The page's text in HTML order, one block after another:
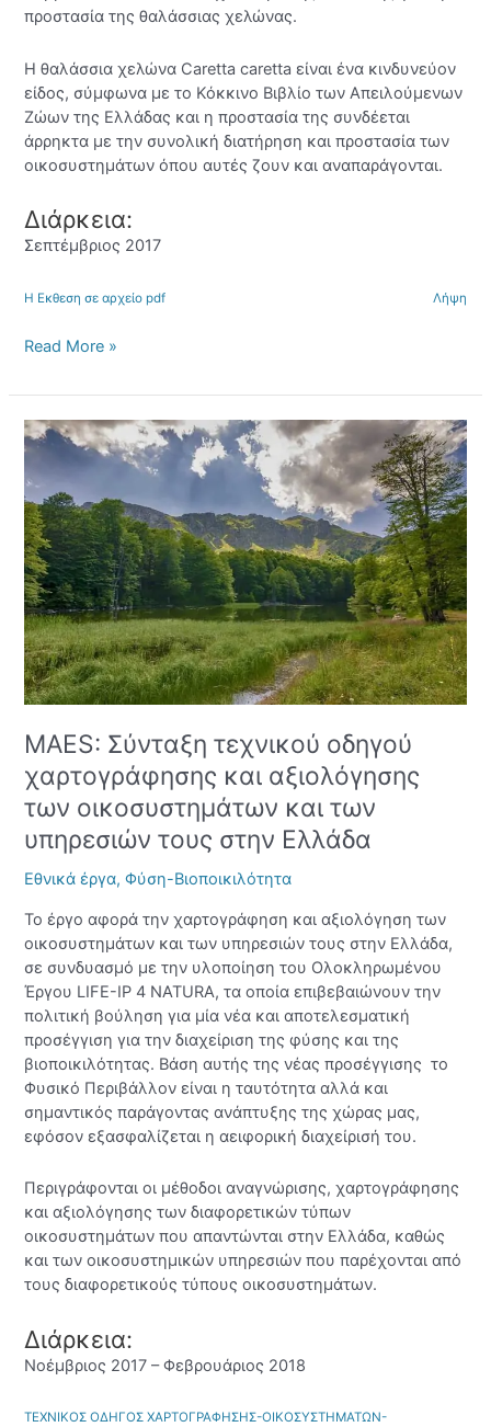
προστασία της θαλάσσιας χελώνας.
Η θαλάσσια χελώνα Caretta caretta είναι ένα κινδυνεύον
είδος, σύμφωνα με το Κόκκινο Βιβλίο των Απειλούμενων
Ζώων της Ελλάδας και η προστασία της συνδέεται
άρρηκτα με την συνολική διατήρηση και προστασία των
οικοσυστημάτων όπου αυτές ζουν και αναπαράγονται.
Διάρκεια:
Σεπτέμβριος 2017
H Εκθεση σε αρχείο pdf Λήψη
Read More »
MAES: Σύνταξη τεχνικού οδηγού
χαρτογράφησης και αξιολόγησης
των οικοσυστημάτων και των
υπηρεσιών τους στην Ελλάδα
Εθνικά έργα,Φύση-Βιοποικιλότητα
Το έργο αφορά την χαρτογράφηση και αξιολόγηση των
οικοσυστημάτων και των υπηρεσιών τους στην Ελλάδα,
σε συνδυασμό με την υλοποίηση του Ολοκληρωμένου
Έργου LIFE-IP 4 NATURA, τα οποία επιβεβαιώνουν την
πολιτική βούληση για μία νέα και αποτελεσματική
προσέγγιση για την διαχείριση της φύσης και της
βιοποικιλότητας. Βάση αυτής της νέας προσέγγισης το
Φυσικό Περιβάλλον είναι η ταυτότητα αλλά και
σημαντικός παράγοντας ανάπτυξης της χώρας μας,
εφόσον εξασφαλίζεται η αειφορική διαχείρισή του.
Περιγράφονται οι μέθοδοι αναγνώρισης, χαρτογράφησης
και αξιολόγησης των διαφορετικών τύπων
οικοσυστημάτων που απαντώνται στην Ελλάδα, καθώς
και των οικοσυστημικών υπηρεσιών που παρέχονται από
τους διαφορετικούς τύπους οικοσυστημάτων.
Διάρκεια:
Νοέμβριος 2017 – Φεβρουάριος 2018
ΤΕΧΝΙΚΟΣ ΟΔΗΓΟΣ ΧΑΡΤΟΓΡΑΦΗΣΗΣ-ΟΙΚΟΣΥΣΤΗΜΑΤΩΝ-
MAES:
Σύνταξη
τεχνικού
οδηγού
χαρτογράφησης
και
αξιολόγησης
των
οικοσυστημάτων
και
των
υπηρεσιών
στην
Ελλάδα